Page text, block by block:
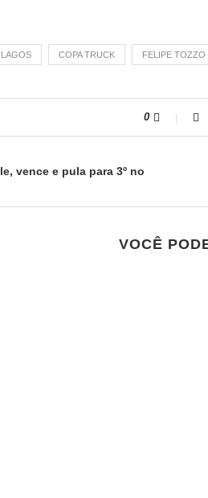
COPA TRUCK FELIPE TOZZO
0
vence e pula para 3º no
VOCÊ